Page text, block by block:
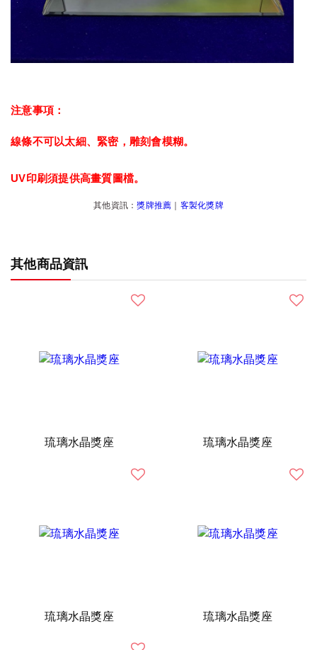
注意事項：
線條不可以太細、緊密，雕刻會模糊。
UV印刷須提供高畫質圖檔。
其他資訊：獎牌推薦 客製化獎牌
其他商品資訊
琉璃水晶獎座 琉璃水晶獎座
琉璃水晶獎座 琉璃水晶獎座